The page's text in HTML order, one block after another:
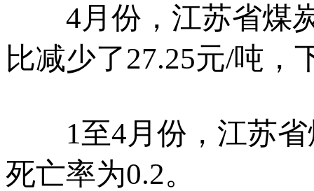
4月份，江苏省煤炭
比减少了27.25元/吨，
1至4月份，江苏省
死亡率为0.2。